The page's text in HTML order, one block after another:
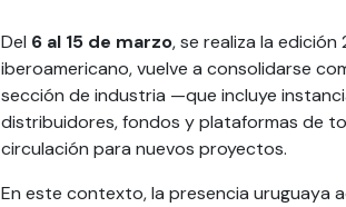
Del 6 al 15 de marzo, se realiza la
iberoamericano, vuelve a consolidarse
sección de industria —que incluye
distribuidores, fondos y plataformas de
circulación para nuevos proyectos.
En este contexto, la presencia uruguaya